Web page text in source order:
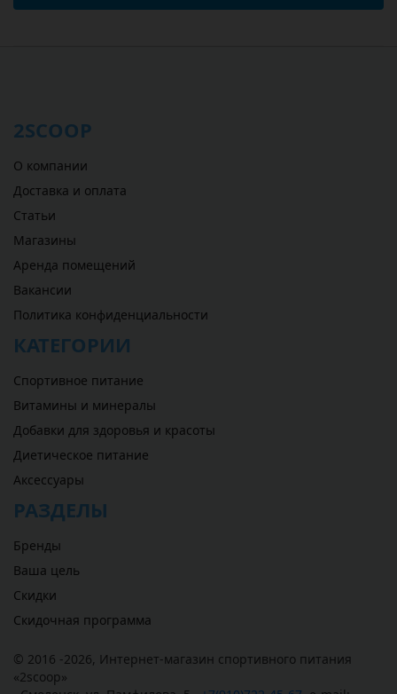
2SCOOP
О компании
Доставка и оплата
Статьи
Магазины
Аренда помещений
Вакансии
Политика конфиденциальности
КАТЕГОРИИ
Спортивное питание
Витамины и минералы
Добавки для здоровья и красоты
Диетическое питание
Аксессуары
РАЗДЕЛЫ
Бренды
Ваша цель
Скидки
Скидочная программа
© 2016 -2026, Интернет-магазин спортивного питания
«2scoop»